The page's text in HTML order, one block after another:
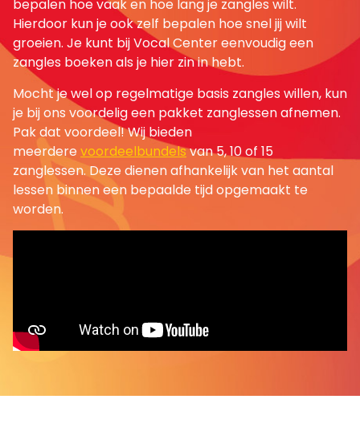
bepalen hoe vaak en hoe lang je zangles wilt.
Hierdoor kun je ook zelf bepalen hoe snel jij wilt
groeien. Je kunt bij Vocal Center eenvoudig een
zangles boeken als je hier zin in hebt.
Mocht je wel op regelmatige basis zangles willen, kun
je bij ons voordelig een pakket zanglessen afnemen.
Pak dat voordeel! Wij bieden
meerderevoordeelbundelsvan 5, 10 of 15
zanglessen. Deze dienen afhankelijk van het aantal
lessen binnen een bepaalde tijd opgemaakt te
worden.